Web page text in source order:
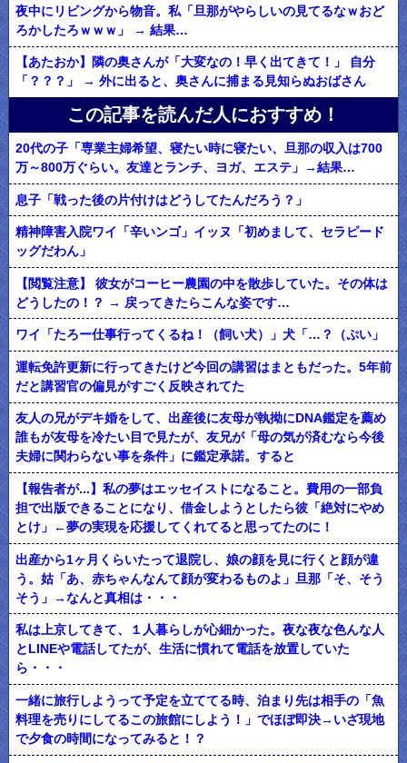
夜中にリビングから物音。私「旦那がやらしいの見てるなｗおど
ろかしたろｗｗｗ」 → 結果…
【あたおか】隣の奥さんが「大変なの！早く出てきて！」 自分
「？？？」 → 外に出ると、奥さんに捕まる見知らぬおばさん
この記事を読んだ人におすすめ！
20代の子「専業主婦希望、寝たい時に寝たい、旦那の収入は700
万～800万ぐらい。友達とランチ、ヨガ、エステ」→結果…
息子「戦った後の片付けはどうしてたんだろう？」
精神障害入院ワイ「辛いンゴ」イッヌ「初めまして、セラピード
ッグだわん」
【閲覧注意】 彼女がコーヒー農園の中を散歩していた。その体は
どうしたの！？ → 戻ってきたらこんな姿です…
ワイ「たろー仕事行ってくるね！（飼い犬）」犬「…？（ぷい」
運転免許更新に行ってきたけど今回の講習はまともだった。5年前
だと講習官の偏見がすごく反映されてた
友人の兄がデキ婚をして、出産後に友母が執拗にDNA鑑定を薦め
誰もが友母を冷たい目で見たが、友兄が「母の気が済むなら今後
夫婦に関わらない事を条件」に鑑定承諾。すると
【報告者が...】私の夢はエッセイストになること。費用の一部負
担で出版できることになり、借金しようとしたら彼「絶対にやめ
とけ」←夢の実現を応援してくれてると思ってたのに！
出産から1ヶ月くらいたって退院し、娘の顔を見に行くと顔が違
う。姑「あ、赤ちゃんなんて顔が変わるものよ」旦那「そ、そう
そう」→なんと真相は・・・
私は上京してきて、１人暮らしが心細かった。夜な夜な色んな人
とLINEや電話してたが、生活に慣れて電話を放置していた
ら・・・
一緒に旅行しようって予定を立ててる時、泊まり先は相手の「魚
料理を売りにしてるこの旅館にしよう！」でほぼ即決→いざ現地
で夕食の時間になってみると！？